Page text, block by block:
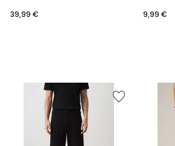
39,99 €
9,99 €